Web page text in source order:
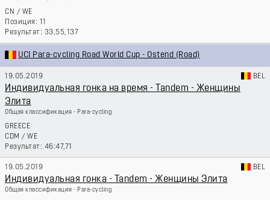
CN / WE
11
33,55,137
UCI Para-cycling Road World Cup - Ostend (Road)
19.05.2019 BEL
Индивидуальная гонка на время - Tandem - Женщины
Элита
Общая классификация - Para-cycling
GREECE
CDM / WE
46:47,71
19.05.2019 BEL
Индивидуальная гонка - Tandem - Женщины Элита
Общая классификация - Para-cycling